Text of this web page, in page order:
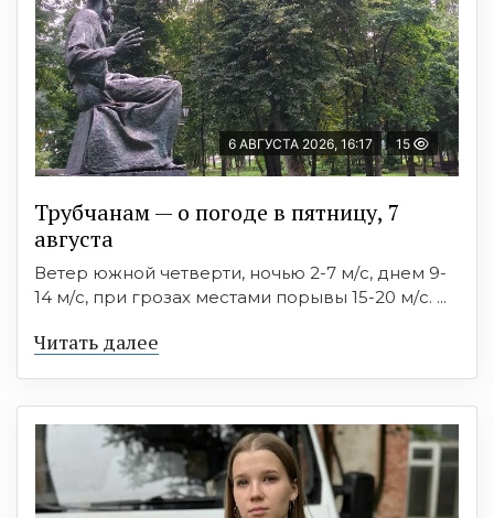
6 АВГУСТА 2026, 16:17 15
Трубчанам — о погоде в пятницу, 7
августа
Ветер южной четверти, ночью 2-7 м/с, днем 9-
14 м/с, при грозах местами порывы 15-20 м/с. ...
Читать далее